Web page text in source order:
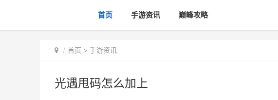
首页 手游资讯 巅峰攻略
首页 > 手游资讯
光遇甩码怎么加上